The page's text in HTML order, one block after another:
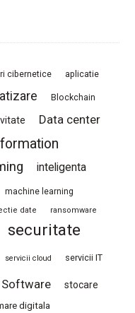
cibernetice aplicatie
Blockchain
Data center
inteligenta
machine learning
date ransomware
securitate
servicii cloud servicii IT
Software stocare
digitala